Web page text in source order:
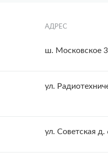
АДРЕС
ш. Московское
ул.
ул. Советская д.